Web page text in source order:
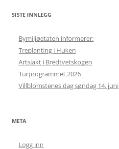
SISTE INNLEGG
Bymiljøetaten informerer:
Treplanting i Huken
Artsjakt i Bredtvetskogen
Turprogrammet 2026
Villblomstenes dag søndag 14. juni
META
Logg inn